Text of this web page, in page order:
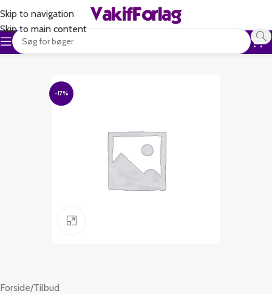
Skip to navigation
Skip to main content
-17%
Forside/Tilbud